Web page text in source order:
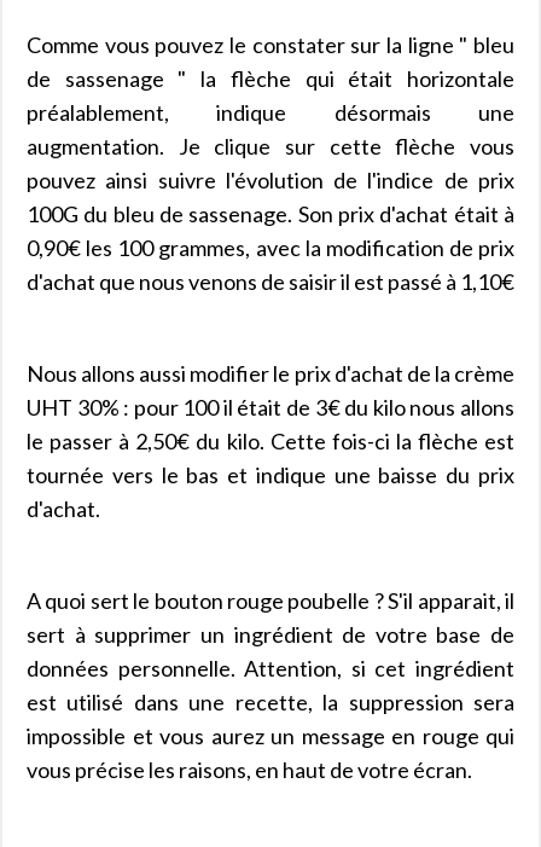
Comme vous pouvez le constater sur la ligne " bleu
de sassenage " la flèche qui était horizontale
préalablement, indique désormais une
augmentation. Je clique sur cette flèche vous
pouvez ainsi suivre l'évolution de l'indice de prix
100G du bleu de sassenage. Son prix d'achat était à
0,90€ les 100 grammes, avec la modification de prix
d'achat que nous venons de saisir il est passé à 1,10€
Nous allons aussi modifier le prix d'achat de la crème
UHT 30% : pour 100 il était de 3€ du kilo nous allons
le passer à 2,50€ du kilo. Cette fois-ci la flèche est
tournée vers le bas et indique une baisse du prix
d'achat.
A quoi sert le bouton rouge poubelle ? S'il apparait, il
sert à supprimer un ingrédient de votre base de
données personnelle. Attention, si cet ingrédient
est utilisé dans une recette, la suppression sera
impossible et vous aurez un message en rouge qui
vous précise les raisons, en haut de votre écran.